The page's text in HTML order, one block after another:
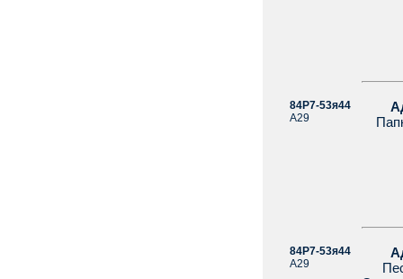
84Р7-53я44
А29
84Р7-53я44
А29